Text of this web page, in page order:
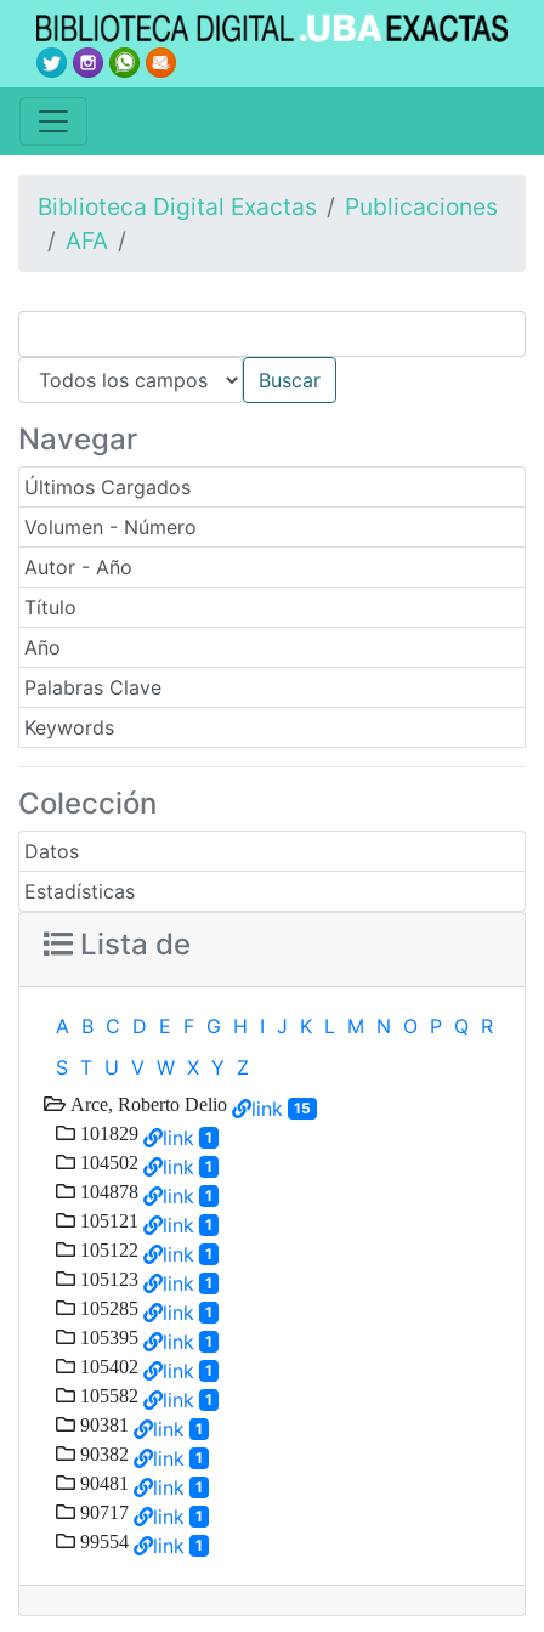
Biblioteca Digital Exactas
Publicaciones
AFA
Navegar
Últimos Cargados
Volumen - Número
Autor - Año
Título
Año
Palabras Clave
Keywords
Colección
Datos
Estadísticas
Lista de
A B C D E F G H I J K L M N O P Q R
S T U V W X Y Z
Arce, Roberto Delio link 15
101829 link 1
104502 link 1
104878 link 1
105121 link 1
105122 link 1
105123 link 1
105285 link 1
105395 link 1
105402 link 1
105582 link 1
90381 link 1
90382 link 1
90481 link 1
90717 link 1
99554 link 1